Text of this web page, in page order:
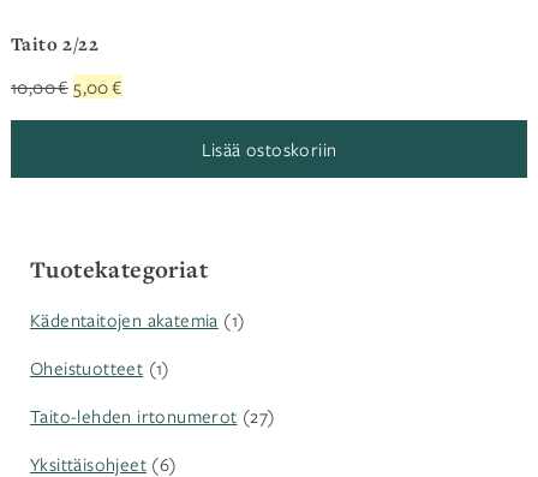
Taito 2/22
10,00€ Alkuperäinen
hinta
10,00 €.
5,00€Nykyinen
hinta
5,00 €.
Lisää ostoskoriin
Tuotekategoriat
Kädentaitojen akatemia (1)
Oheistuotteet (1)
Taito-lehden irtonumerot (27)
Yksittäisohjeet (6)